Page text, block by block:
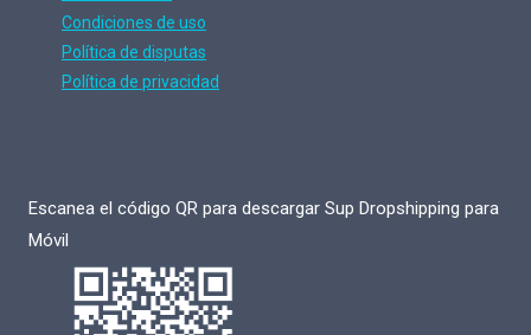
Condiciones de uso
Política de disputas
Política de privacidad
Escanea el código QR para descargar Sup Dropshipping para
Móvil